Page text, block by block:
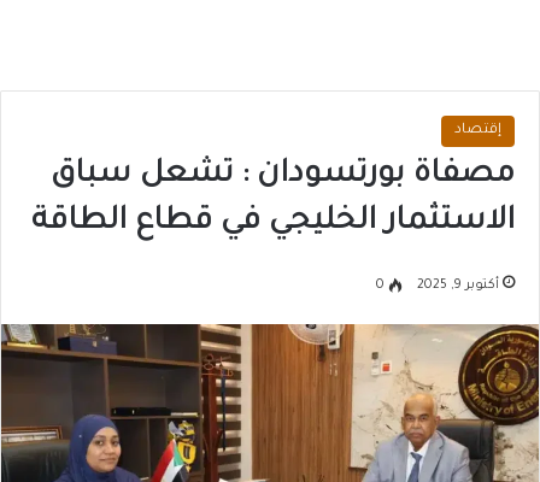
إقتصاد
مصفاة بورتسودان : تشعل سباق
الاستثمار الخليجي في قطاع الطاقة
أكتوبر 9, 2025 0